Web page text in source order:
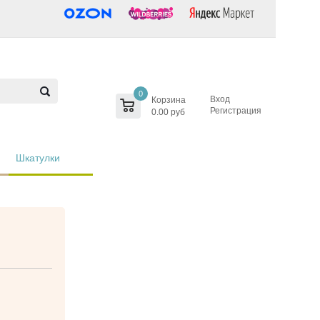
0
Корзина
0.00 руб
Вход
Регистрация
Шкатулки